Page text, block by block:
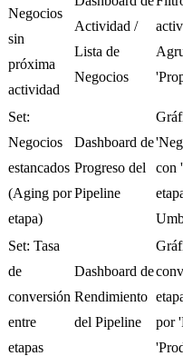
Negocios
sin
próxima
actividad
Actividad /
Lista de
Negocios
Set:
Negocios
estancados
(Aging por
etapa)
Dashboard de
Progreso del
Pipeline
con
Set: Tasa
de
conversión
entre
etapas
Dashboard de
Rendimiento
del Pipeline
por